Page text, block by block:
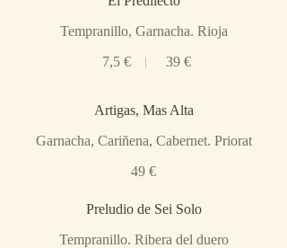
Tempranillo, Garnacha. Rioja
7,5 €
39 €
Artigas, Mas Alta
Garnacha, Cariñena, Cabernet. Priorat
49 €
Preludio de Sei Solo
Tempranillo. Ribera del duero